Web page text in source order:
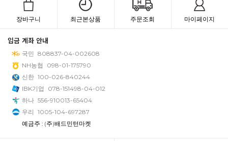
장바구니 최근본상품 주문조회 마이페이지
입금 계좌 안내
국민 808837-04-002608
NH농협
098-01-175790
신한 100-026-840244
IBK기업
078-151498-04-012
하나 556-910013-65404
우리 1005-104-697287
예금주 : (주)배드민턴마켓